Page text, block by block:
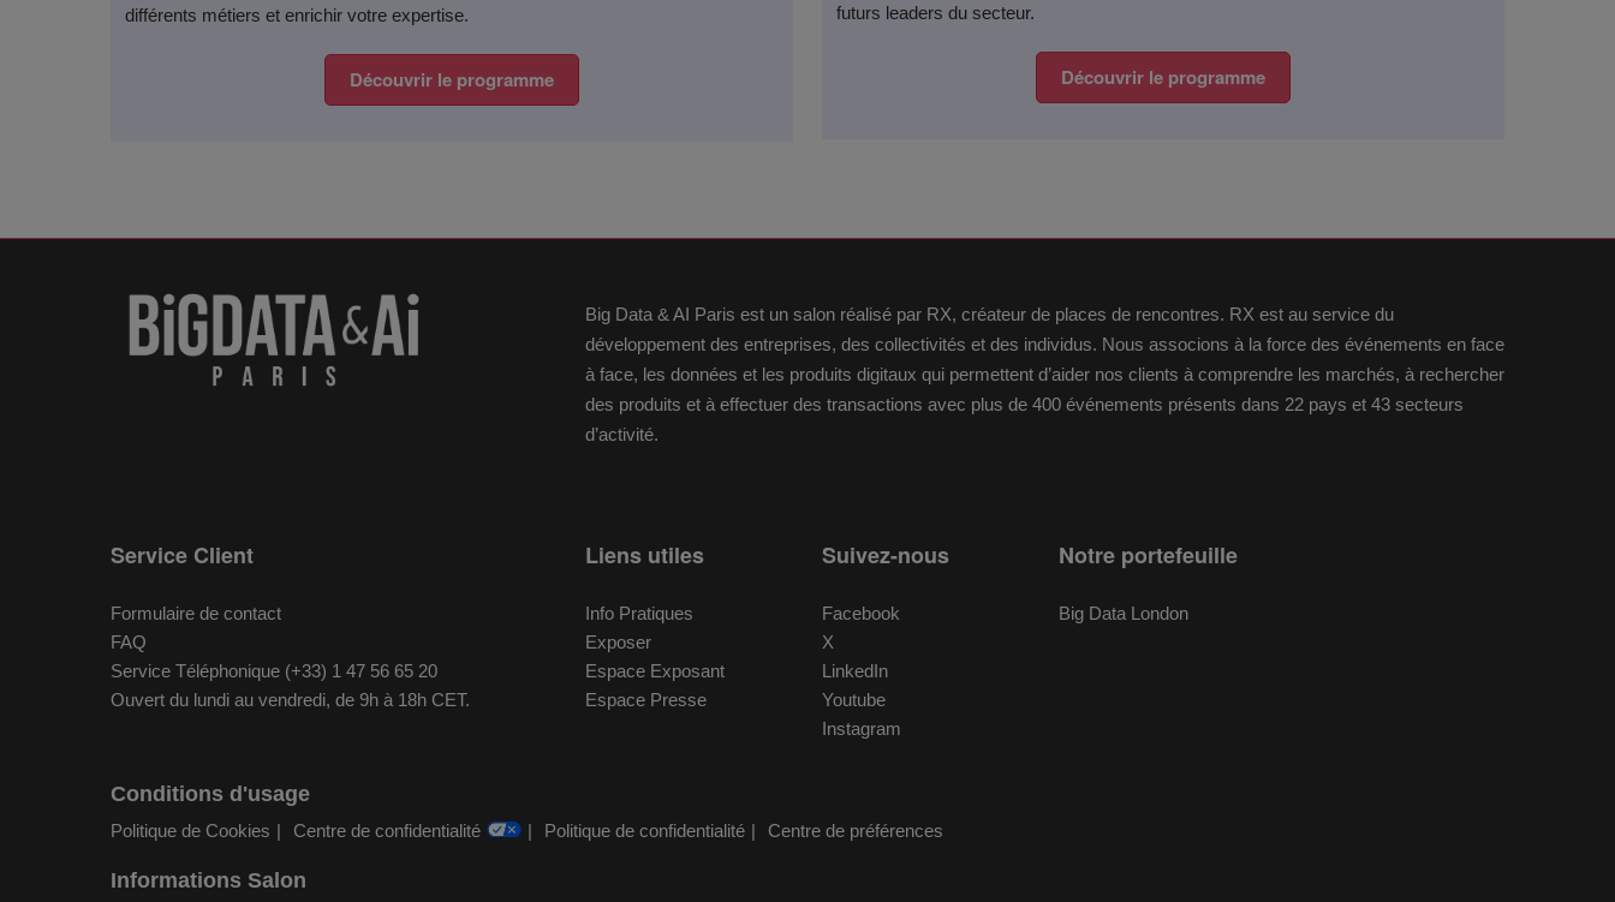
différents métiers et enrichir votre expertise.​
Découvrir le programme
futurs leaders du secteur.​
Découvrir le programme
Big Data & AI Paris est un salon réalisé par RX, créateur de places de rencontres. RX est au service du
développement des entreprises, des collectivités et des individus. Nous associons à la force des événements en face
à face, les données et les produits digitaux qui permettent d’aider nos clients à comprendre les marchés, à rechercher
des produits et à effectuer des transactions avec plus de 400 événements présents dans 22 pays et 43 secteurs
d’activité.
Service Client
Formulaire de contact
FAQ
Service Téléphonique (+33) 1 47 56 65 20
Ouvert du lundi au vendredi, de 9h à 18h CET.
Liens utiles
Info Pratiques
Exposer
Espace Exposant
Espace Presse
Suivez-nous
Facebook
X
LinkedIn
Youtube
Instagram
Notre portefeuille
Big Data London
Conditions d'usage
Politique de Cookies Centre de confidentialité Politique de confidentialité Centre de préférences
Informations Salon